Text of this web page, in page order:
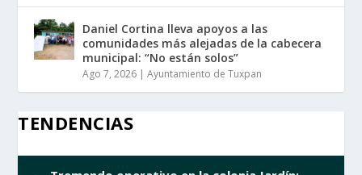
Daniel Cortina lleva apoyos a las
comunidades más alejadas de la cabecera
municipal: “No están solos”
Ago 7, 2026 |Ayuntamiento de Tuxpan
TENDENCIAS